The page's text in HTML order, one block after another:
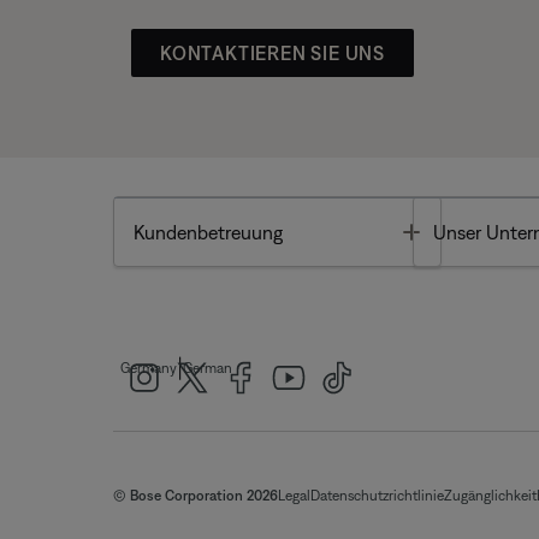
KONTAKTIEREN SIE UNS
Kundenbetreuung Toggle
Unser
Germany|German
© Bose Corporation 2026Legal DatenschutzrichtlinieZugänglichkeit